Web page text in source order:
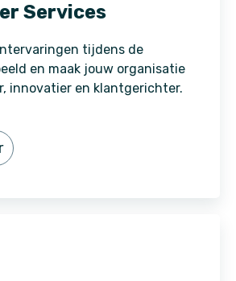
Services
tijdens de
en maak jouw organisatie
innovatier en klantgerichter.